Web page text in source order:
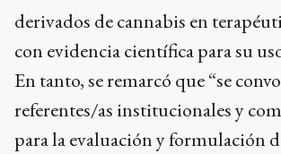
derivados de cannabis en
con evidencia científica para su
En tanto, se remarcó que “se
referentes/as institucionales y
para la evaluación y formulación